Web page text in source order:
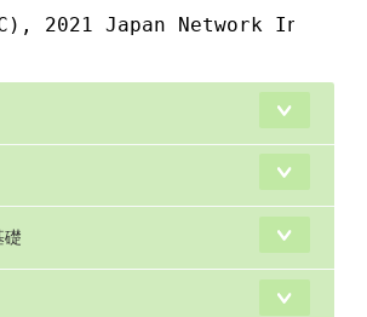
2021 Japan Network
礎